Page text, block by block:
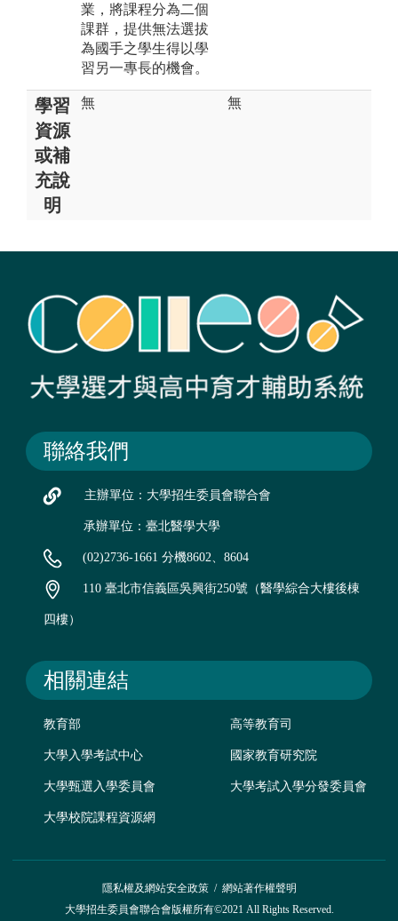
業，將課程分為二個
課群，提供無法選拔
為國手之學生得以學
習另一專長的機會。
學習
資源
或補
充說
明
無 無
聯絡我們
主辦單位：大學招生委員會聯合會
承辦單位：臺北醫學大學
(02)2736-1661 分機8602、8604
110 臺北市信義區吳興街250號（醫學綜合大樓後棟
四樓）
相關連結
教育部 高等教育司
大學入學考試中心 國家教育研究院
大學甄選入學委員會 大學考試入學分發委員會
大學校院課程資源網
隱私權及網站安全政策/ 網站著作權聲明
大學招生委員會聯合會版權所有©2021 All Rights Reserved.